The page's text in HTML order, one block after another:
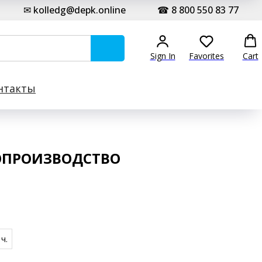
✉ kolledg@depk.online ☎ 8 800 550 83 77
Sign In Favorites Cart